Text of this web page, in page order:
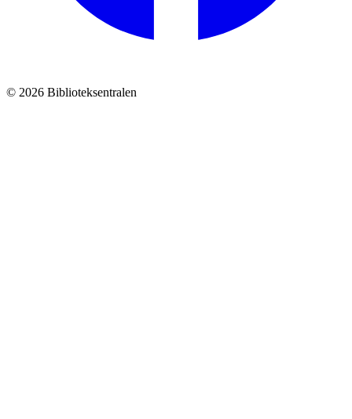
© 2026 Biblioteksentralen